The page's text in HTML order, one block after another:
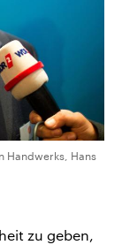
Handwerks, Hans
zu geben,